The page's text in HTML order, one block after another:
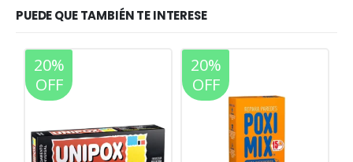
PUEDE QUE TAMBIÉN TE INTERESE